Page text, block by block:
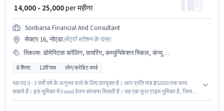
₹ 14,000 - 25,000per महीना
Sonbarsa Financial And Consultant
सेक्टर 16, नोएडा(मेट्रो स्टेशन के पास)
स्किल्स: डोमेस्टिक कॉलिंग, वायरिंग, कम्युनिकेशन स्किल, कंप्यूटर नॉलेज, आउटबाउंड/कोल्ड कॉलिंग, लीड जनरेशन
डे शिफ्ट 12वीं पास लोन/क्रेडिट कार्ड
यह पद 0 - 3 वर्षो वर्ष के अनुभव वाले के लिए उपयुक्त है। आप प्रति माह ₹25000 तक कमा
सकते हैं। इस भूमिका में Fixed वेतन संरचना मिलती है। यह एक फुल टाइम भूमिका है, जिसमें डे